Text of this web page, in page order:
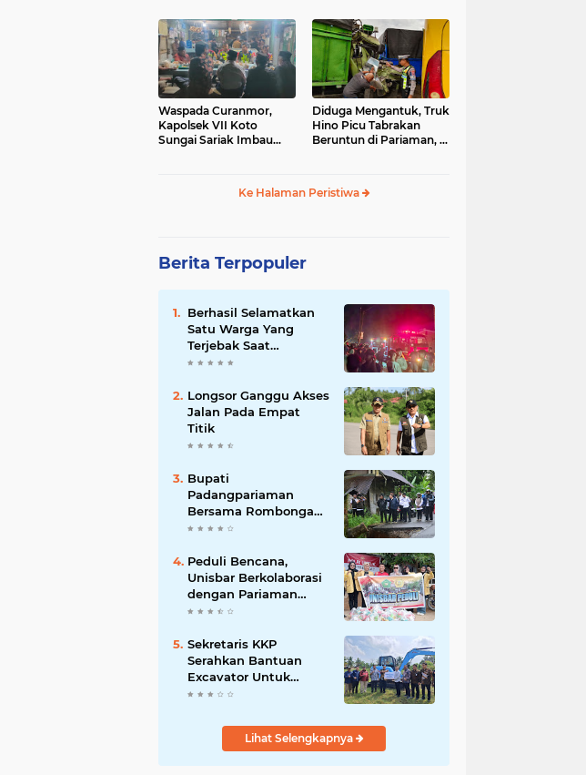
Waspada Curanmor,
Kapolsek VII Koto
Sungai Sariak Imbau
Diduga Mengantuk, Truk
Hino Picu Tabrakan
Beruntun di Pariaman, 5
Ke Halaman Peristiwa
Berita Terpopuler
Berhasil Selamatkan
Satu Warga Yang
Terjebak Saat
Kebakaran
Longsor Ganggu Akses
Jalan Pada Empat
Titik
Bupati
Padangpariaman
Bersama Rombongan
Jemput Aspirasi
Peduli Bencana,
Unisbar Berkolaborasi
dengan Pariaman
Women Power
untuk Korban Banjir di
Padang
Sekretaris KKP
Serahkan Bantuan
Excavator Untuk
Pelaku Usaha
Lihat Selengkapnya